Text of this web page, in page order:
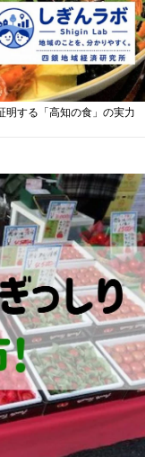
明する「高知の食」の実力